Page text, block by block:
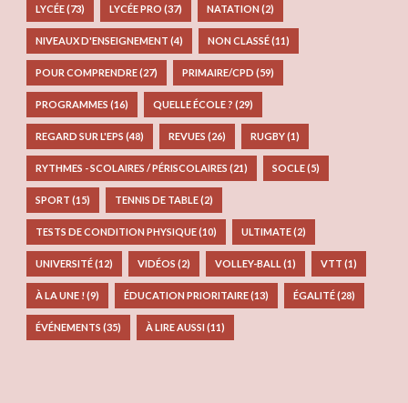
LYCÉE(73) LYCÉE PRO (37) NATATION (2)
NIVEAUX D'ENSEIGNEMENT (4) NON CLASSÉ(11)
POUR COMPRENDRE(27) PRIMAIRE/CPD (59)
PROGRAMMES (16) QUELLE ÉCOLE ? (29)
REGARD SUR L'EPS (48) REVUES (26) RUGBY(1)
RYTHMES - SCOLAIRES / PÉRISCOLAIRES (21) SOCLE(5)
SPORT (15) TENNIS DE TABLE(2)
TESTS DE CONDITION PHYSIQUE(10) ULTIMATE(2)
UNIVERSITÉ(12) VIDÉOS (2) VOLLEY-BALL (1) VTT (1)
À LA UNE ! (9) ÉDUCATION PRIORITAIRE(13) ÉGALITÉ(28)
ÉVÉNEMENTS (35) À LIRE AUSSI (11)